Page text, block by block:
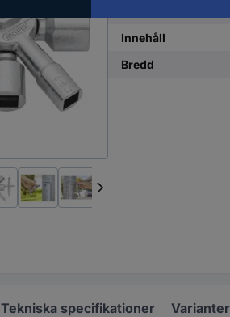
Innehåll
Bredd
Tekniska specifikationer Varianter